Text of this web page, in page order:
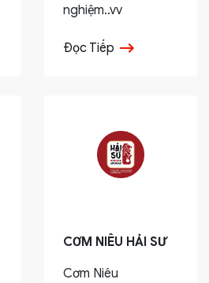
nghiệm..vv
Đọc Tiếp
CƠM NIÊU HẢI SƯ
Cơm Niêu